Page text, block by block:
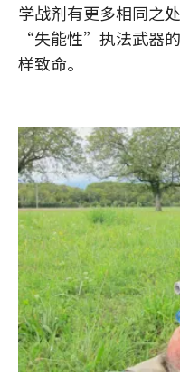
学战剂有更多相同之
“失能性”执法武器
样致命。